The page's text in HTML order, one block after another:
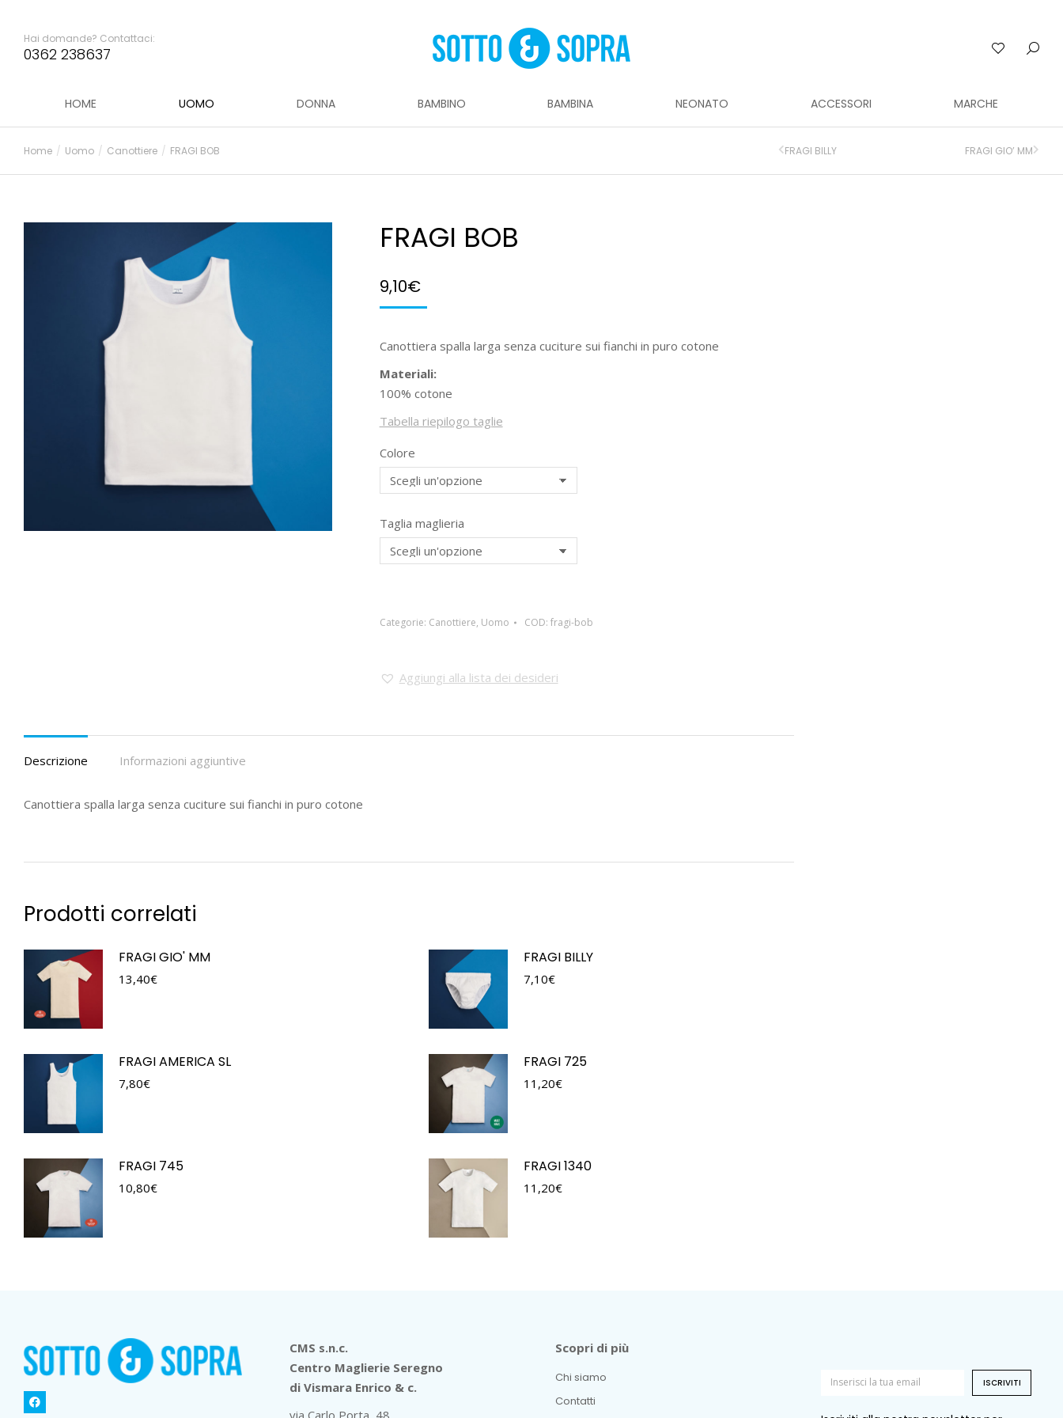
Hai domande? Contattaci:
0362 238637
HOME UOMO DONNA BAMBINO BAMBINA NEONATO ACCESSORI MARCHE
Tu sei qui:
Home Uomo Canottiere FRAGI BOB FRAGI BILLY FRAGI GIO’ MM
FRAGI BOB
9,10€
Canottiera spalla larga senza cuciture sui fianchi in puro cotone
Materiali:
100% cotone
Tabella riepilogo taglie
Colore
Taglia maglieria
Categorie: Canottiere, Uomo COD: fragi-bob
Aggiungi alla lista dei desideri
Descrizione Informazioni aggiuntive
Canottiera spalla larga senza cuciture sui fianchi in puro cotone
Prodotti correlati
FRAGI GIO' MM
13,40€
FRAGI BILLY
7,10€
FRAGI AMERICA SL
7,80€
FRAGI 725
11,20€
FRAGI 745
10,80€
FRAGI 1340
11,20€
CMS s.n.c.
Centro Maglierie Seregno
di Vismara Enrico & c.
via Carlo Porta, 48
Scopri di più
Chi siamo
Contatti
ISCRIVITI